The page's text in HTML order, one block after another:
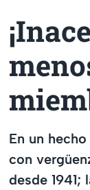
En un
con
desde